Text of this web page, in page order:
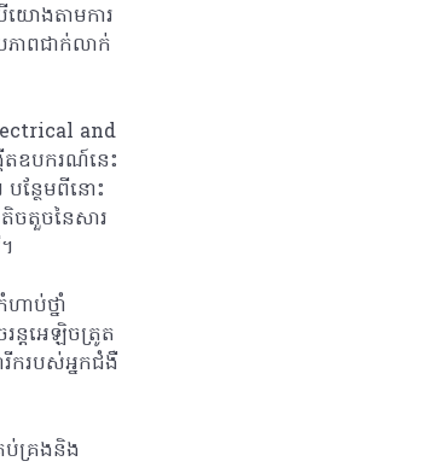
យោងតាមការ
ាពជាក់លាក់
and
ឧបករណ៍នេះ
ន្ថែមពីនោះ
ចតួចនៃសារ
ាប់ថ្នាំ
ន្តអេឡិចត្រូត
ករបស់អ្នកជំងឺ
ប់គ្រងនិង